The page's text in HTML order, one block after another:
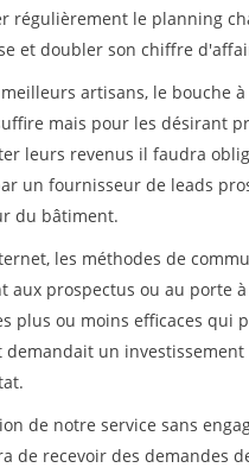
régulièrement le planning
et doubler son chiffre
artisans, le bouche
mais pour les désirant
leurs revenus il faudra
un fournisseur de leads
du bâtiment.
les méthodes de
aux prospectus ou au porte
plus ou moins efficaces qui
demandait un investissement
de notre service sans
de recevoir des demandes